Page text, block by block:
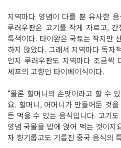
지역마다 양념이 다를 뿐 유사한
루러우판은 고기를 작게 자르고,
특색이다. 타이완은 국토는 작지만
하지 않았다. 그래서 지역마다 독자
인지 루러우판도 지역마다 조금씩
셰프의 고향인 타이베이식이다.
“물론 할머니의 손맛이라고 할 수
요. 할머니, 어머니가 만들어둔 것
든 먹을 수 있는 음식입니다. 고기
양념 국물을 밥에 얹어 먹는 것이지
자 향기롭고도 기름진 중국 음식의